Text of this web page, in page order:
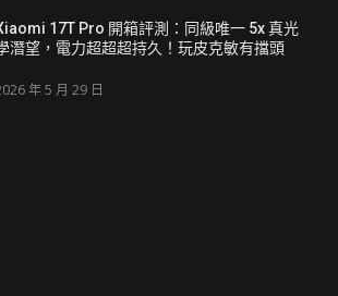
17T Pro 開箱評測：同級唯一 5x 真光
潛望，電力超超超持久！玩皮克敏有擋頭
年 5 月 29 日